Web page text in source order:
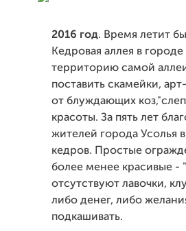
2016 год. Время летит
Кедровая аллея в
территорию самой
поставить скамейки,
от блуждающих
красоты. За пять лет
жителей города Усолья
кедров. Простые
более менее красивые - "
отсутствуют лавочки,
либо денег, либо
подкашивать.